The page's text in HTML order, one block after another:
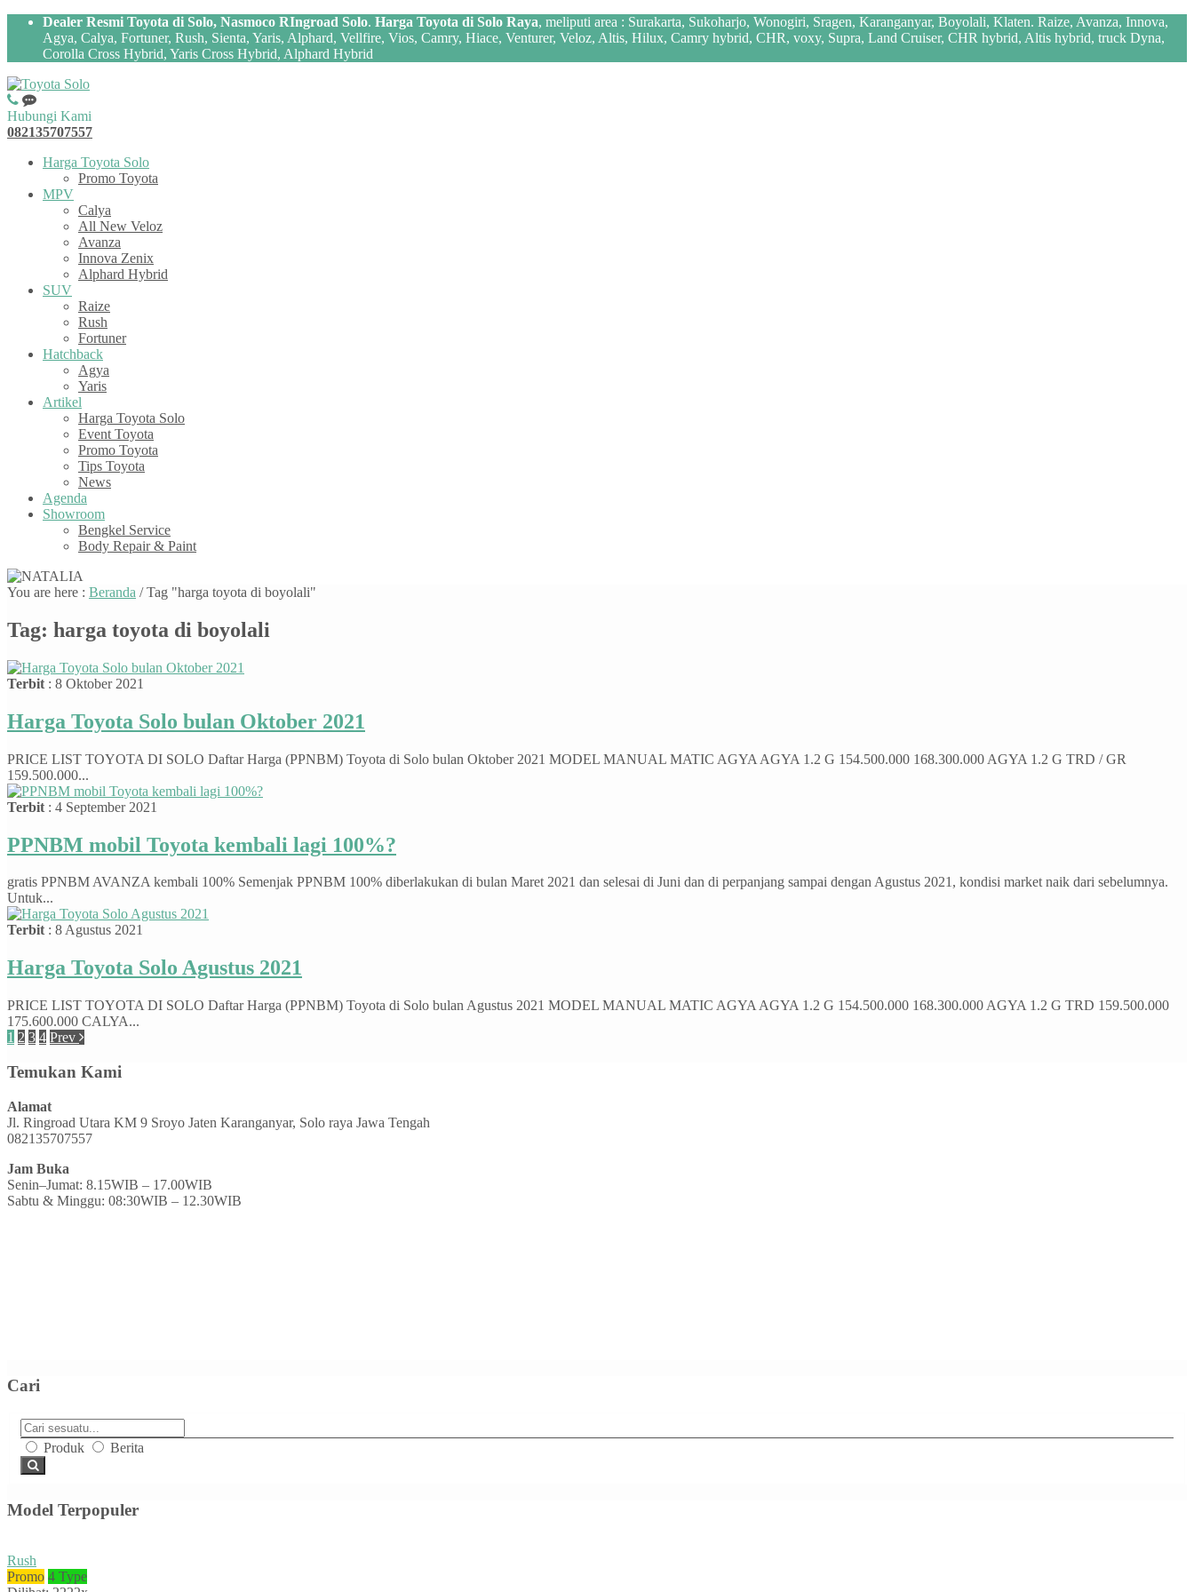
Dealer Resmi Toyota di Solo, Nasmoco RIngroad Solo. Harga Toyota di Solo Raya, meliputi area : Surakarta, Sukoharjo, Wonogiri, Sragen, Karanganyar, Boyolali, Klaten. Raize, Avanza, Innova,
Agya, Calya, Fortuner, Rush, Sienta, Yaris, Alphard, Vellfire, Vios, Camry, Hiace, Venturer, Veloz, Altis, Hilux, Camry hybrid, CHR, voxy, Supra, Land Cruiser, CHR hybrid, Altis hybrid, truck Dyna,
Corolla Cross Hybrid, Yaris Cross Hybrid, Alphard Hybrid
Hubungi Kami
082135707557
Harga Toyota Solo
Promo Toyota
MPV
Calya
All New Veloz
Avanza
Innova Zenix
Alphard Hybrid
SUV
Raize
Rush
Fortuner
Hatchback
Agya
Yaris
Artikel
Harga Toyota Solo
Event Toyota
Promo Toyota
Tips Toyota
News
Agenda
Showroom
Bengkel Service
Body Repair & Paint
You are here : Beranda /Tag "harga toyota di boyolali"
Tag: harga toyota di boyolali
Terbit : 8 Oktober 2021
Harga Toyota Solo bulan Oktober 2021
PRICE LIST TOYOTA DI SOLO Daftar Harga (PPNBM) Toyota di Solo bulan Oktober 2021 MODEL MANUAL MATIC AGYA AGYA 1.2 G 154.500.000 168.300.000 AGYA 1.2 G TRD / GR
159.500.000...
Terbit : 4 September 2021
PPNBM mobil Toyota kembali lagi 100%?
gratis PPNBM AVANZA kembali 100% Semenjak PPNBM 100% diberlakukan di bulan Maret 2021 dan selesai di Juni dan di perpanjang sampai dengan Agustus 2021, kondisi market naik dari sebelumnya.
Untuk...
Terbit: 8 Agustus 2021
Harga Toyota Solo Agustus 2021
PRICE LIST TOYOTA DI SOLO Daftar Harga (PPNBM) Toyota di Solo bulan Agustus 2021 MODEL MANUAL MATIC AGYA AGYA 1.2 G 154.500.000 168.300.000 AGYA 1.2 G TRD 159.500.000
175.600.000 CALYA...
1 2 3 4 Prev
Temukan Kami
Alamat
Jl. Ringroad Utara KM 9 Sroyo Jaten Karanganyar, Solo raya Jawa Tengah
082135707557
Jam Buka
Senin–Jumat: 8.15WIB – 17.00WIB
Sabtu & Minggu: 08:30WIB – 12.30WIB
Cari
Produk Berita
Model Terpopuler
Rush
Promo 4 Type